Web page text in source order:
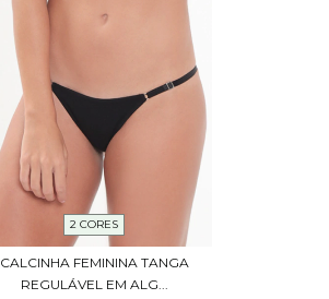
2 CORES
CALCINHA FEMININA TANGA
REGULÁVEL EM ALG...